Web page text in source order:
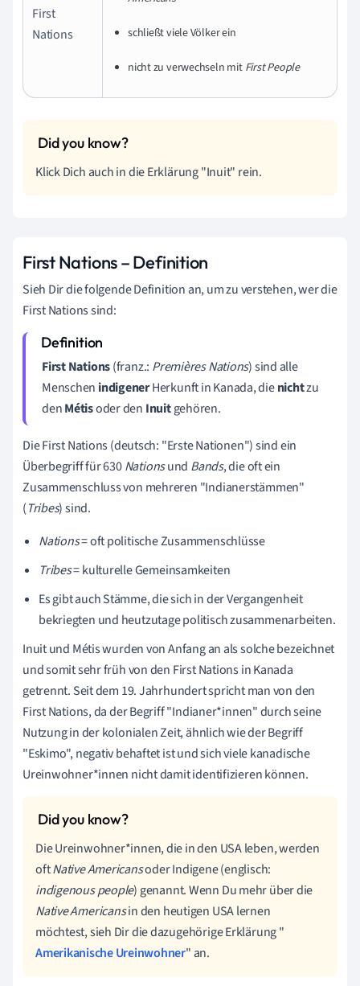
First
Nations
schließt viele Völker ein
nicht zu verwechseln mitFirst People
Klick Dich auch in die Erklärung "Inuit" rein.
First Nations – Definition
Sieh Dir die folgende Definition an, um zu verstehen, wer die
First Nations sind:
First Nations(franz.: Premières Nations) sind alle
Menschen indigenerHerkunft in Kanada, dienichtzu
denMétisoder den Inuitgehören.
Die First Nations (deutsch: "Erste Nationen") sind ein
Überbegriff für 630Nationsund Bands,die oft ein
Zusammenschluss von mehreren "Indianerstämmen"
(Tribes) sind.
Nations=oft politische Zusammenschlüsse
Tribes= kulturelle Gemeinsamkeiten
Es gibt auch Stämme, die sich in der Vergangenheit
bekriegten und heutzutage politisch zusammenarbeiten.
Inuit und Métis wurden von Anfang an als solche bezeichnet
und somit sehr früh von den First Nations in Kanada
getrennt. Seit dem 19. Jahrhundert spricht man von den
First Nations, da der Begriff "Indianer*innen" durch seine
Nutzung in der kolonialen Zeit, ähnlich wie der Begriff
"Eskimo", negativ behaftet ist und sich viele kanadische
Ureinwohner*innen nicht damit identifizieren können.
Die Ureinwohner*innen, die in den USA leben, werden
oftNative Americansoder Indigene (englisch:
indigenous people) genannt. Wenn Du mehr über die
Native Americansin den heutigen USA lernen
möchtest, sieh Dir die dazugehörige Erklärung "
Amerikanische Ureinwohner" an.